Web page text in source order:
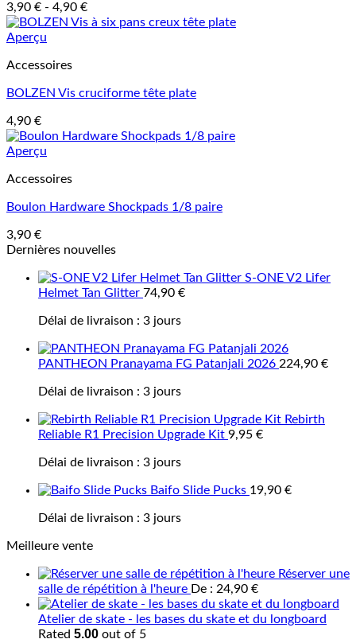
3,90 € - 4,90 €
Aperçu
Accessoires
BOLZEN Vis cruciforme tête plate
4,90 €
Aperçu
Accessoires
Boulon Hardware Shockpads 1/8 paire
3,90 €
Dernières nouvelles
S-ONE V2 Lifer
Helmet Tan Glitter 74,90 €
Délai de livraison : 3 jours
PANTHEON Pranayama FG Patanjali 2026 224,90 €
Délai de livraison : 3 jours
Rebirth
Reliable R1 Precision Upgrade Kit 9,95 €
Délai de livraison : 3 jours
Baifo Slide Pucks 19,90 €
Délai de livraison : 3 jours
Meilleure vente
Réserver une
salle de répétition à l'heure De : 24,90 €
Atelier de skate - les bases du skate et du longboard
Rated 5.00 out of 5